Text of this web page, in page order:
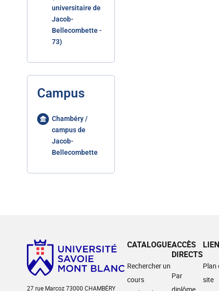
universitaire de
Jacob-
Bellecombette -
73)
Campus
Chambéry /
campus de
Jacob-
Bellecombette
27 rue Marcoz 73000 CHAMBÉRY
CATALOGUE
Rechercher un
cours
ACCÈS
DIRECTS
Par
Plan
site